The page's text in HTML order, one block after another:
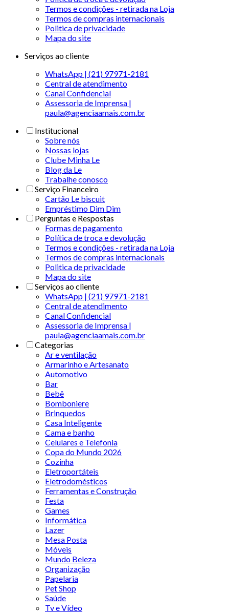
Termos e condições - retirada na Loja
Termos de compras internacionais
Politica de privacidade
Mapa do site
Serviços ao cliente
WhatsApp | (21) 97971-2181
Central de atendimento
Canal Confidencial
Assessoria de Imprensa |
paula@agenciaamais.com.br
Institucional
Sobre nós
Nossas lojas
Clube Minha Le
Blog da Le
Trabalhe conosco
Serviço Financeiro
Cartão Le biscuit
Empréstimo Dim Dim
Perguntas e Respostas
Formas de pagamento
Política de troca e devolução
Termos e condições - retirada na Loja
Termos de compras internacionais
Politica de privacidade
Mapa do site
Serviços ao cliente
WhatsApp | (21) 97971-2181
Central de atendimento
Canal Confidencial
Assessoria de Imprensa |
paula@agenciaamais.com.br
Categorias
Ar e ventilação
Armarinho e Artesanato
Automotivo
Bar
Bebê
Bomboniere
Brinquedos
Casa Inteligente
Cama e banho
Celulares e Telefonia
Copa do Mundo 2026
Cozinha
Eletroportáteis
Eletrodomésticos
Ferramentas e Construção
Festa
Games
Informática
Lazer
Mesa Posta
Móveis
Mundo Beleza
Organização
Papelaria
Pet Shop
Saúde
Tv e Vídeo